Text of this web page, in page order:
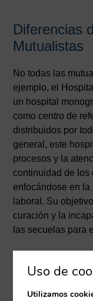
Diferencias
Mutualistas
No todas las
ejemplo, el
un hospital
como centro de
distribuidos por
general, este
procesos y la
continuidad de los
enfocándose en
laboral. Su
curación y la
las secuelas para
¿Qué es
Uso de
Utilizamos